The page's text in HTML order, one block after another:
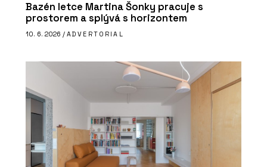
Bazén letce Martina Šonky pracuje s
prostorem a splývá s horizontem
10. 6. 2026 / ADVERTORIAL